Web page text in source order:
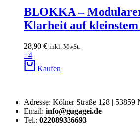
BLOKKA –
Klarheit auf kleinstem
28,90 € inkl. MwSt.
+4
Kaufen
Adresse: Kölner Straße 128 | 53859
Email: info@gugagei.de
Tel.: 022089336693